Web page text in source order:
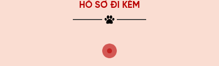
HỒ SƠ ĐI KÈM